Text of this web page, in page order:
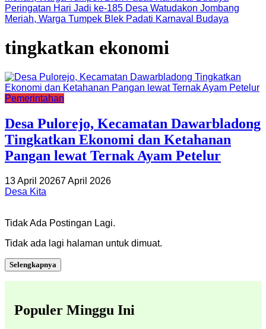
Peringatan Hari Jadi ke-185 Desa Watudakon Jombang
Meriah, Warga Tumpek Blek Padati Karnaval Budaya
tingkatkan ekonomi
Pemerintahan
Desa Pulorejo, Kecamatan Dawarbladong
Tingkatkan Ekonomi dan Ketahanan
Pangan lewat Ternak Ayam Petelur
13 April 20267 April 2026
Desa Kita
Tidak Ada Postingan Lagi.
Tidak ada lagi halaman untuk dimuat.
Selengkapnya
Populer Minggu Ini